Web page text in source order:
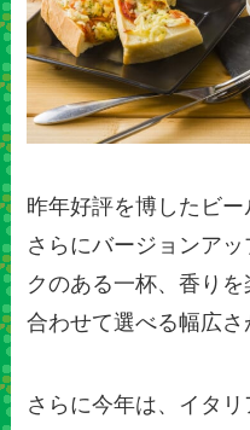
昨年好評を博したビ
さらにバージョンア
クのある一杯、香り
合わせて選べる幅広さ
さらに今年は、イタ